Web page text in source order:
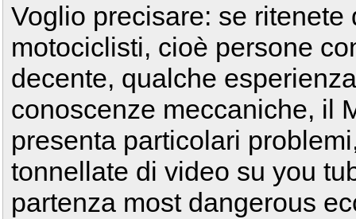
Voglio precisare: se ritenete
motociclisti, cioè persone
decente, qualche
conoscenze meccaniche, il
presenta particolari
tonnellate di video su you
partenza most dangerous